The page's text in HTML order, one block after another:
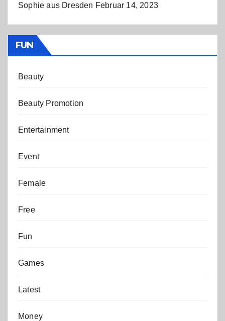
Sophie aus Dresden Februar 14, 2023
FUN
Beauty
Beauty Promotion
Entertainment
Event
Female
Free
Fun
Games
Latest
Money